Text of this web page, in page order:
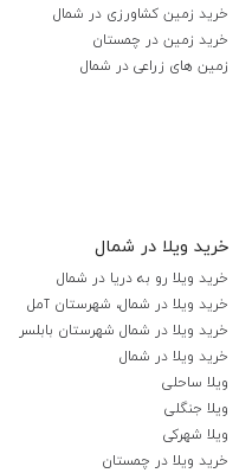
خرید زمین کشاورزی در شمال
خرید زمین در چمستان
زمین های زراعی در شمال
خرید ویلا در شمال
خرید ویلا رو به دریا در شمال
خرید ویلا در شمال، شهرستان آمل
خرید ویلا در شمال شهرستان بابلسر
خرید ویلا در شمال
ویلا ساحلی
ویلا جنگلی
ویلا شهرکی
خرید ویلا در چمستان